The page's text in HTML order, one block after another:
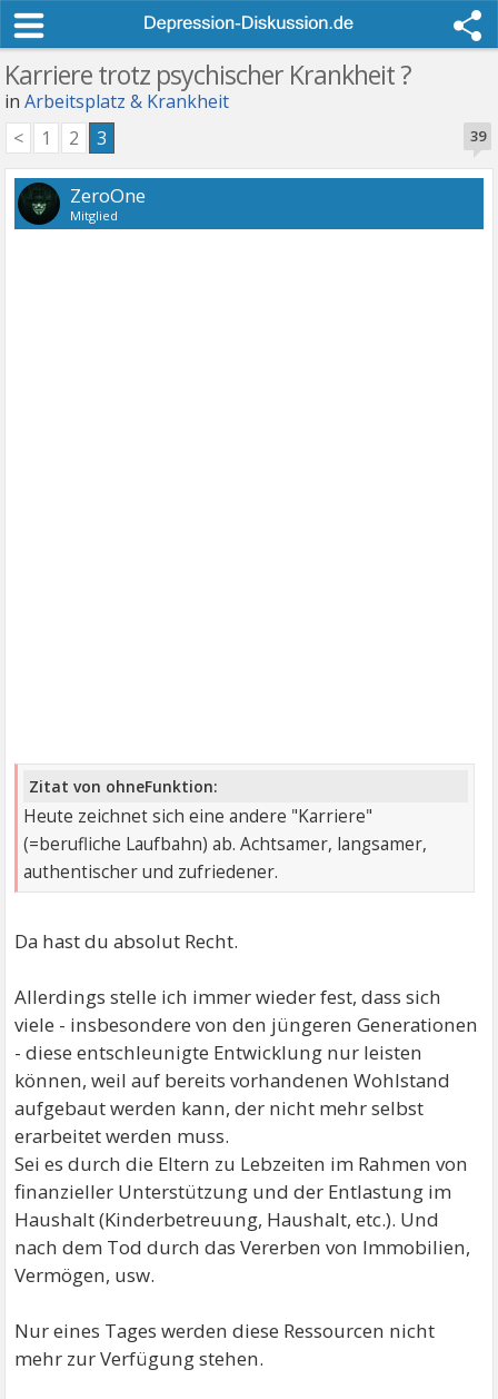
Karriere trotz psychischer Krankheit ?
inArbeitsplatz & Krankheit
39
< 1 2 3
ZeroOne
Mitglied
Zitat von ohneFunktion:
Heute zeichnet sich eine andere "Karriere"
(=berufliche Laufbahn) ab. Achtsamer, langsamer,
authentischer und zufriedener.
Da hast du absolut Recht.
Allerdings stelle ich immer wieder fest, dass sich
viele - insbesondere von den jüngeren Generationen
- diese entschleunigte Entwicklung nur leisten
können, weil auf bereits vorhandenen Wohlstand
aufgebaut werden kann, der nicht mehr selbst
erarbeitet werden muss.
Sei es durch die Eltern zu Lebzeiten im Rahmen von
finanzieller Unterstützung und der Entlastung im
Haushalt (Kinderbetreuung, Haushalt, etc.). Und
nach dem Tod durch das Vererben von Immobilien,
Vermögen, usw.
Nur eines Tages werden diese Ressourcen nicht
mehr zur Verfügung stehen.